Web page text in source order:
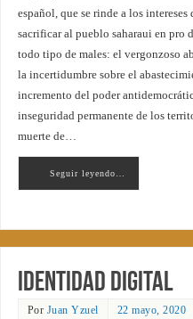
español, que se rinde a los
sacrificar al pueblo saharaui en pro
todo tipo de males: el vergonzoso
la incertidumbre sobre el
incremento del poder
inseguridad permanente de los
muerte de…
Seguir leyendo…
Identidad Digital
Por Juan Yzuel 22 mayo, 2020